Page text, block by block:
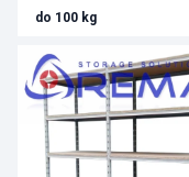
do 100 kg